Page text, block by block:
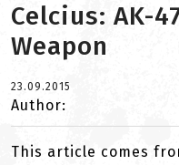
Celcius: AK-
Weapon
23.09.2015
Author:
This article comes